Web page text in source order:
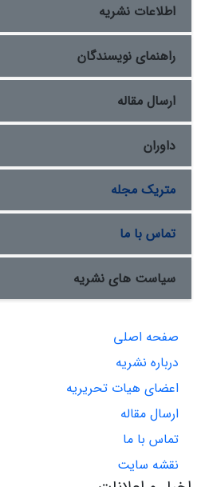
اطلاعات نشریه
راهنمای نویسندگان
ارسال مقاله
داوران
متریک مجله
تماس با ما
سیاست های نشریه
صفحه اصلی
درباره نشریه
اعضای هیات تحریریه
ارسال مقاله
تماس با ما
نقشه سایت